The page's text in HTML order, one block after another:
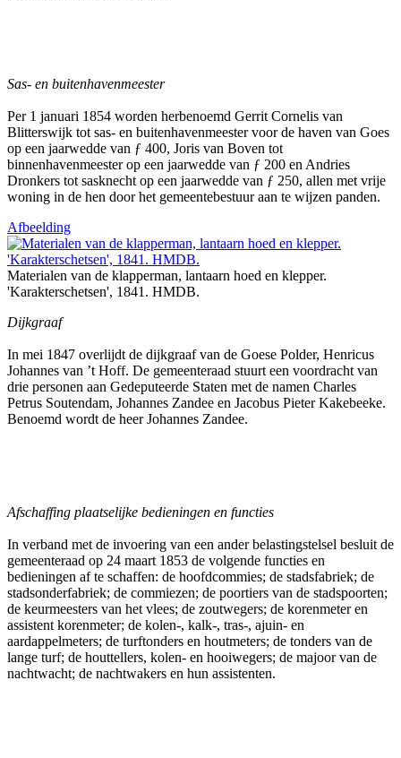
Sas- en buitenhavenmeester
Per 1 januari 1854 worden herbenoemd Gerrit Cornelis van
Blitterswijk tot sas- en buitenhavenmeester voor de haven van Goes
op een jaarwedde van ƒ 400, Joris van Boven tot
binnenhavenmeester op een jaarwedde van ƒ 200 en Andries
Dronkers tot sasknecht op een jaarwedde van ƒ 250, allen met vrije
woning in de hen door het gemeentebestuur aan te wijzen panden.
Afbeelding
Materialen van de klapperman, lantaarn hoed en klepper.
'Karakterschetsen', 1841. HMDB.
Dijkgraaf
In mei 1847 overlijdt de dijkgraaf van de Goese Polder, Henricus
Johannes van ’t Hoff. De gemeenteraad stuurt een voordracht van
drie personen aan Gedeputeerde Staten met de namen Charles
Petrus Soutendam, Johannes Zandee en Jacobus Pieter Kakebeeke.
Benoemd wordt de heer Johannes Zandee.
Afschaffing plaatselijke bedieningen en functies
In verband met de invoering van een ander belastingstelsel besluit de
gemeenteraad op 24 maart 1853 de volgende functies en
bedieningen af te schaffen: de hoofdcommies; de stadsfabriek; de
stadsonderfabriek; de commiezen; de poortiers van de stadspoorten;
de keurmeesters van het vlees; de zoutwegers; de korenmeter en
assistent korenmeter; de kolen-, kalk-, tras-, ajuin- en
aardappelmeters; de turftonders en houtmeters; de tonders van de
lange turf; de houttellers, kolen- en hooiwegers; de majoor van de
nachtwacht; de nachtwakers en hun assistenten.